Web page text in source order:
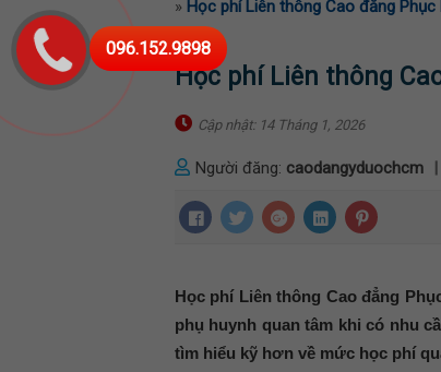
096.152.9898
» Học phí Liên thông Cao đẳng
Học phí Liên thông
Cập nhật: 14 Tháng 1, 2026
Người đăng: caodangyduochcm
Học phí Liên thông Cao đẳng
phụ huynh quan tâm khi có nhu
tìm hiểu kỹ hơn về mức học phí